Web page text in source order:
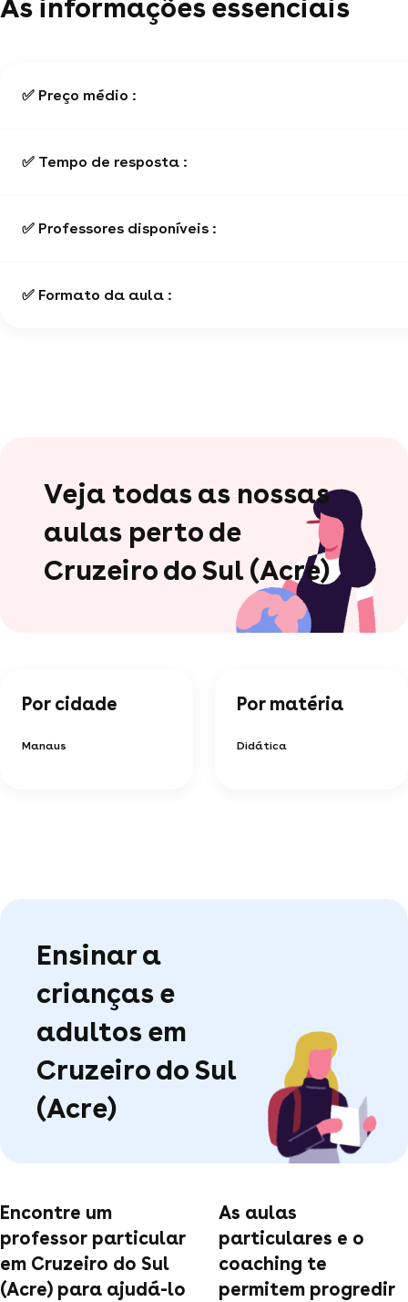
As informações essenciais
✅ Preço médio :
✅ Tempo de resposta :
✅ Professores disponíveis :
✅ Formato da aula :
Veja todas as nossas
aulas perto de
Cruzeiro do Sul (Acre)
Por cidade
Manaus
Por matéria
Didática
Ensinar a
crianças e
adultos em
Cruzeiro do Sul
(Acre)
Encontre um
professor particular
em Cruzeiro do Sul
(Acre) para ajudá-lo
As aulas
particulares e o
coaching te
permitem progredir